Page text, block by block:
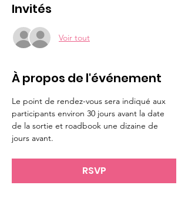
Invités
Voir tout
À propos de l'événement
Le point de rendez-vous sera indiqué aux
participants environ 30 jours avant la date
de la sortie et roadbook une dizaine de
jours avant.
RSVP